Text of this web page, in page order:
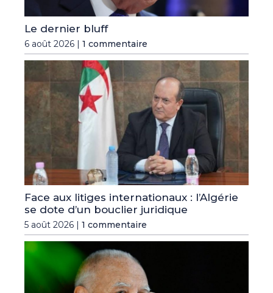
Le dernier bluff
6 août 2026 | 1 commentaire
Face aux litiges internationaux : l’Algérie
se dote d’un bouclier juridique
5 août 2026 | 1 commentaire